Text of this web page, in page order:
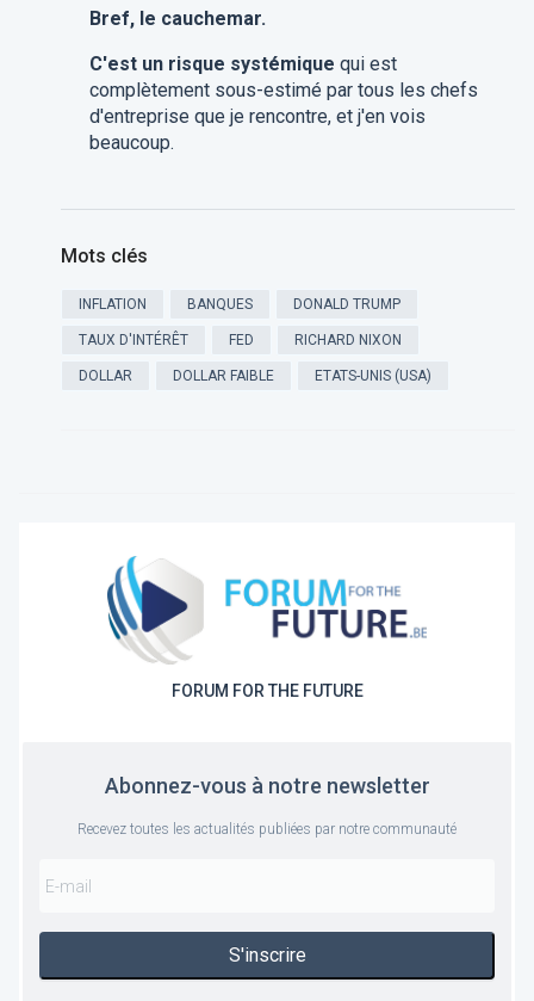
Bref, le cauchemar.
C'est un risque systémique qui est
complètement sous-estimé par tous les chefs
d'entreprise que je rencontre, et j'en vois
beaucoup.
Mots clés
INFLATION BANQUES DONALD TRUMP
TAUX D'INTÉRÊT FED RICHARD NIXON
DOLLAR DOLLAR FAIBLE ETATS-UNIS (USA)
FORUM FOR THE FUTURE
Abonnez-vous à notre newsletter
Recevez toutes les actualités publiées par notre communauté
S'inscrire